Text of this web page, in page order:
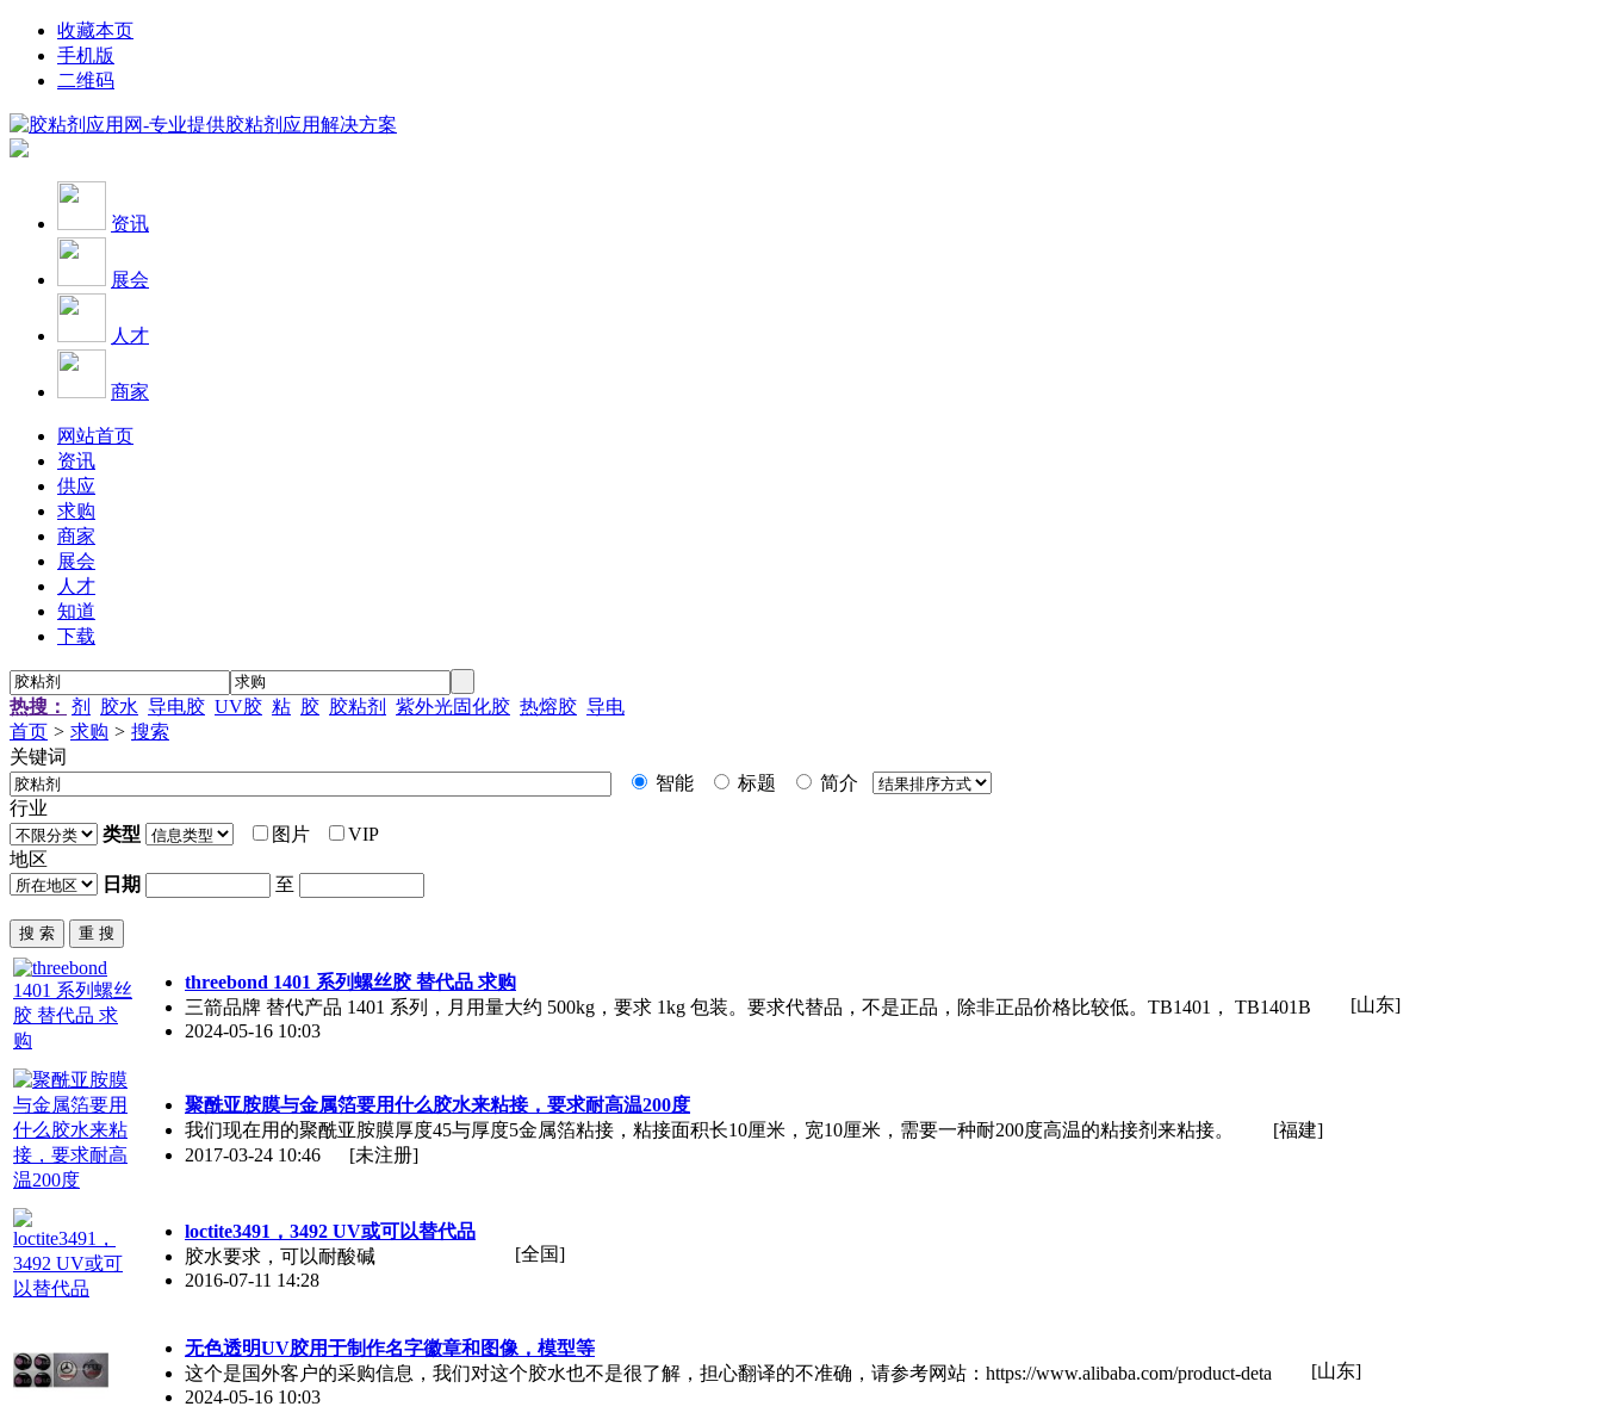
收藏本页
手机版
二维码
资讯
展会
人才
商家
网站首页
资讯
供应
求购
商家
展会
人才
知道
下载
热搜： 剂 胶水 导电胶 UV胶 粘 胶 胶粘剂 紫外光固化胶 热熔胶 导电
首页 > 求购 > 搜索
关键词
智能
标题
简介
行业
类型
图片
VIP
地区
日期
至
threebond 1401 系列螺丝胶 替代品 求购
三箭品牌 替代产品 1401 系列，月用量大约 500kg，要求 1kg 包装。要求代替品，不是正品，除非正品价格比较低。TB1401， TB1401B
2024-05-16 10:03
[山东]
聚酰亚胺膜与金属箔要用什么胶水来粘接，要求耐高温200度
我们现在用的聚酰亚胺膜厚度45与厚度5金属箔粘接，粘接面积长10厘米，宽10厘米，需要一种耐200度高温的粘接剂来粘接。
2017-03-24 10:46
[未注册]
[福建]
loctite3491，3492 UV或可以替代品
胶水要求，可以耐酸碱
2016-07-11 14:28
[全国]
无色透明UV胶用于制作名字徽章和图像，模型等
这个是国外客户的采购信息，我们对这个胶水也不是很了解，担心翻译的不准确，请参考网站：https://www.alibaba.com/product-deta
2024-05-16 10:03
[山东]